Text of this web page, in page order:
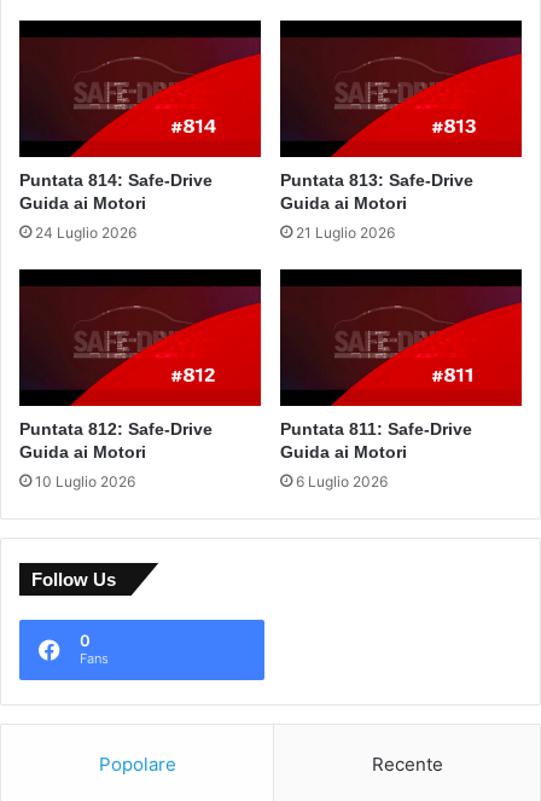
Puntata 814: Safe-Drive
Guida ai Motori
24 Luglio 2026
Puntata 813: Safe-Drive
Guida ai Motori
21 Luglio 2026
Puntata 812: Safe-Drive
Guida ai Motori
10 Luglio 2026
Puntata 811: Safe-Drive
Guida ai Motori
6 Luglio 2026
Follow Us
0
Fans
Popolare Recente